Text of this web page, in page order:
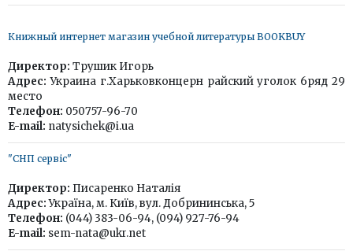
Книжный интернет магазин учебной литературы BOOKBUY
Директор: Трушик Игорь
Адрес: Украина г.Харьковконцерн райский уголок 6ряд 29
место
Телефон: 050757-96-70
E-mail: natysichek@i.ua
"СНП сервіс"
Директор: Писаренко Наталія
Адрес:Україна, м. Київ, вул. Добрининська, 5
Телефон: (044) 383-06-94, (094) 927-76-94
E-mail: sem-nata@ukr.net